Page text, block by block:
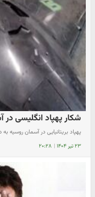
شکار پهپاد انگلیسی
​پهپاد بریتانیایی در آسمان روسیه به
۲۳ تیر ۱۴۰۴ | ۲۰:۲۸